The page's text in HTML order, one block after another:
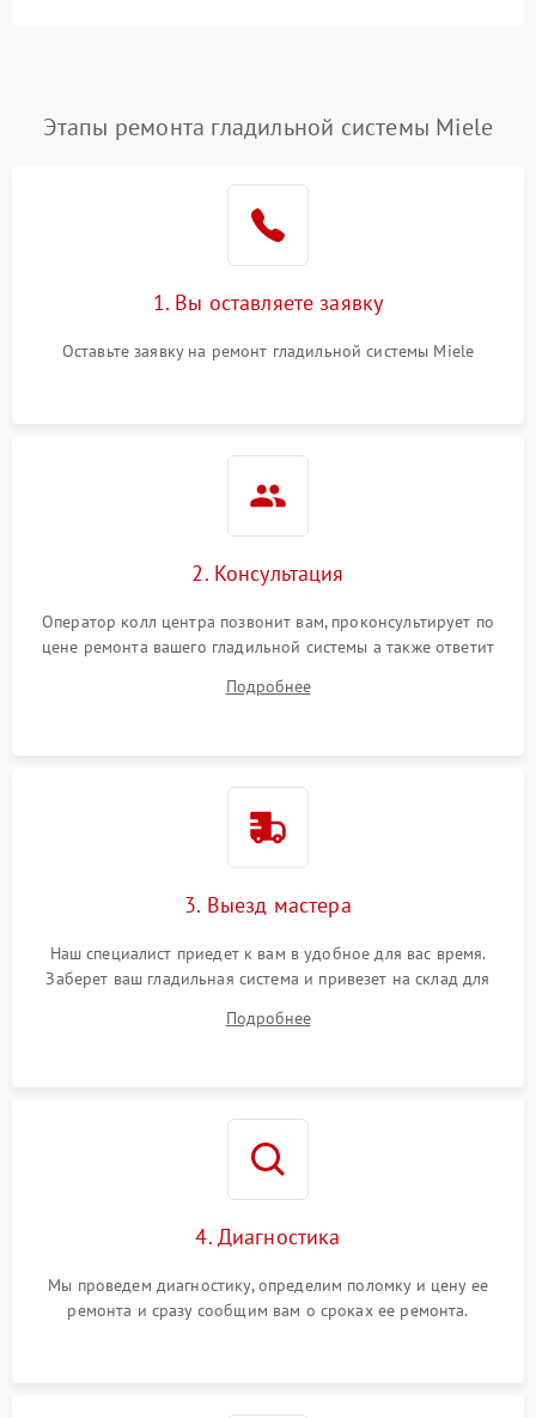
Этапы ремонта гладильной системы Miele
1. Вы оставляете заявку
Оставьте заявку на ремонт гладильной системы Miele
2. Консультация
Оператор колл центра позвонит вам, проконсультирует по
цене ремонта вашего гладильной системы а также ответит
Подробнее
3. Выезд мастера
Наш специалист приедет к вам в удобное для вас время.
Заберет ваш гладильная система и привезет на склад для
Подробнее
4. Диагностика
Мы проведем диагностику, определим поломку и цену ее
ремонта и сразу сообщим вам о сроках ее ремонта.